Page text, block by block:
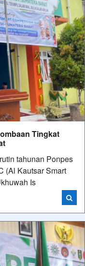
Tingkat
tahunan Ponpes
(Al Kautsar Smart
Is